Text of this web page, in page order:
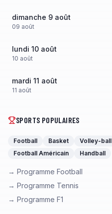
dimanche 9 août
09 août
lundi 10 août
10 août
mardi 11 août
11 août
SPORTS POPULAIRES
Football Basket Volley-ball
Football Américain
Handball
→ Programme Football
→ Programme Tennis
→ Programme F1